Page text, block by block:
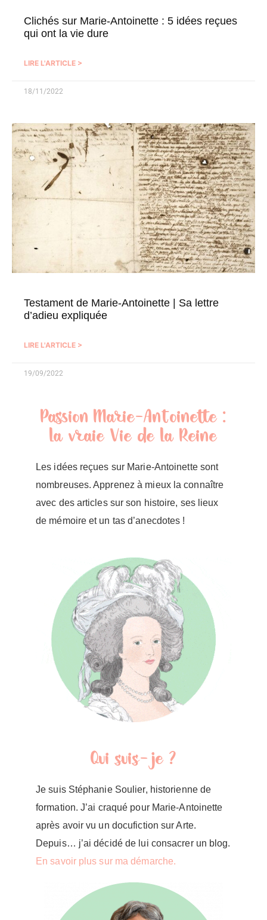
Clichés sur Marie-Antoinette : 5 idées reçues
qui ont la vie dure
LIRE L'ARTICLE >
18/11/2022
Testament de Marie-Antoinette | Sa lettre
d’adieu expliquée
LIRE L'ARTICLE >
19/09/2022
Passion Marie-Antoinette :
la vraie Vie de la Reine
Les idées reçues sur Marie-Antoinette sont
nombreuses. Apprenez à mieux la connaître
avec des articles sur son histoire, ses lieux
de mémoire et un tas d’anecdotes !
Qui suis-je ?
Je suis Stéphanie Soulier, historienne de
formation. J’ai craqué pour Marie-Antoinette
après avoir vu un docufiction sur Arte.
Depuis… j’ai décidé de lui consacrer un blog.
En savoir plus sur ma démarche.